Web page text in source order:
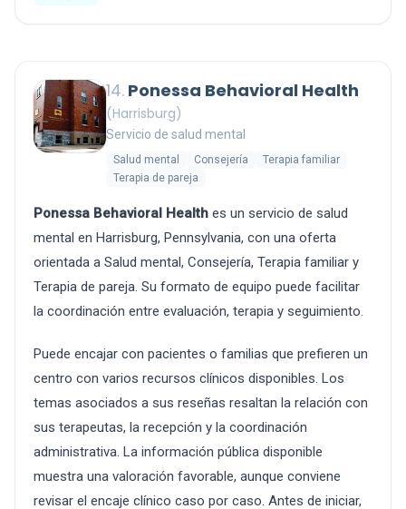
14. Ponessa Behavioral Health
(Harrisburg)
Servicio de salud mental
Salud mental Consejería
Terapia familiar
Terapia de pareja
Ponessa Behavioral Health es un servicio de salud
mental en Harrisburg, Pennsylvania, con una oferta
orientada a Salud mental, Consejería, Terapia familiar y
Terapia de pareja. Su formato de equipo puede facilitar
la coordinación entre evaluación, terapia y seguimiento.
Puede encajar con pacientes o familias que prefieren un
centro con varios recursos clínicos disponibles. Los
temas asociados a sus reseñas resaltan la relación con
sus terapeutas, la recepción y la coordinación
administrativa. La información pública disponible
muestra una valoración favorable, aunque conviene
revisar el encaje clínico caso por caso. Antes de iniciar,